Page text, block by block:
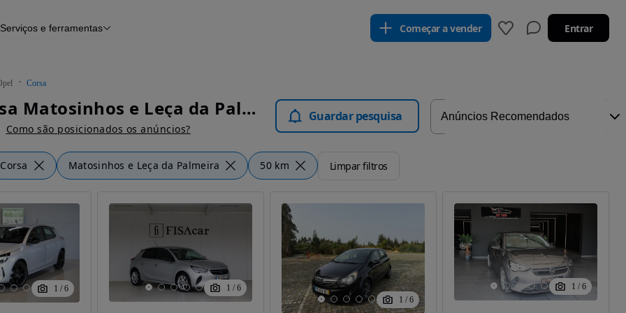
Histórico do veículo
Serviços e ferramentas Começar a vender Entrar
Corsa
Opel Corsa Matosinhos e Leça da Palmeira - Carros
Como são posicionados os anúncios?
Guardar pesquisa
Corsa Matosinhos e Leça da Palmeira 50 km Limpar filtros
1 / 6 1 / 6
1 / 6
1 / 6